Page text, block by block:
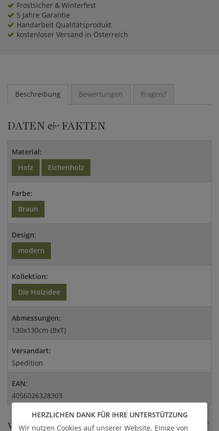
Frostsicher & Winterfest
5 Jahre Garantie
Handarbeit Qualitätsprodukt
kostenloser Versand in Österreich
Beschreibung Bewertungen Fragen?
DATEN & FAKTEN
Material:
Holz
Eichenholz
Farbe:
Braun
Design:
modern
Kollektion:
Die Holzidee
Abmessungen:
130x130cm (BxT)
Versandart:
Spedition
EAN:
4056026328303
WICHTIGE INFORMATIONEN FÜR SIE AUF
HERZLICHEN DANK FÜR IHRE UNTERSTÜTZUNG
Wir nutzen Cookies auf unserer Website. Einige von